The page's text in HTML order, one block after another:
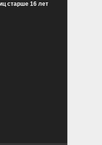
старше 16 лет